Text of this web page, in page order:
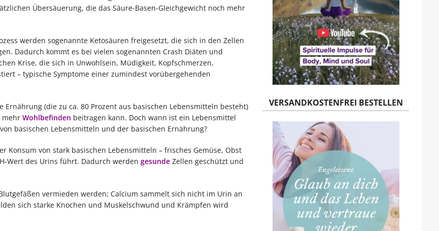
Übersäuerung, die das Säure-Basen-Gleichgewicht noch mehr
werden sogenannte Ketosäuren freigesetzt, die sich in den Zellen
Dadurch kommt es bei vielen sogenannten Crash Diäten und
Krise, die sich in Unwohlsein, Müdigkeit, Kopfschmerzen,
– typische Symptome einer zumindest vorübergehenden
(die zu ca. 80 Prozent aus basischen Lebensmitteln besteht)
mehr Wohlbefinden beitragen kann. Doch wann ist ein Lebensmittel
basischen Lebensmitteln und der basischen Ernährung?
Konsum von stark basischen Lebensmitteln – frisches Gemüse, Obst
Wert des Urins führt. Dadurch werden gesundeZellen geschützt und
vermieden werden; Calcium sammelt sich nicht im Urin an
sich starke Knochen und Muskelschwund und Krämpfen wird
VERSANDKOSTENFREI BESTELLEN